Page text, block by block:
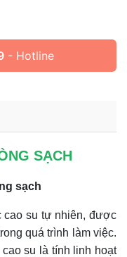
- Hotline
SẠCH
sạch
su tự nhiên, được
quá trình làm việc.
su là tính linh hoạt